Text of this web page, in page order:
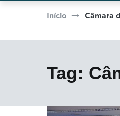
Início Câmara
Tag: